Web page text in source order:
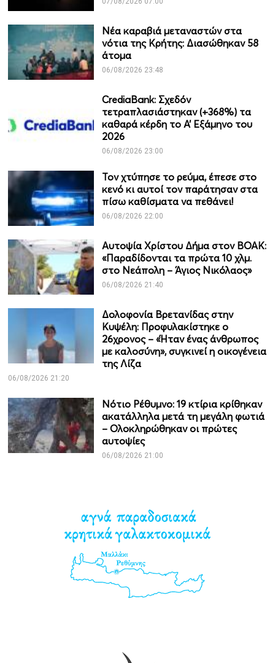
Νέα καραβιά μεταναστών στα
νότια της Κρήτης: Διασώθηκαν 58
άτομα
06/08/2026 23:48
CrediaBank: Σχεδόν
τετραπλασιάστηκαν (+368%) τα
καθαρά κέρδη το Α’ Εξάμηνο του
2026
06/08/2026 23:00
Τον χτύπησε το ρεύμα, έπεσε στο
κενό κι αυτοί τον παράτησαν στα
πίσω καθίσματα να πεθάνει!
06/08/2026 22:00
Αυτοψία Χρίστου Δήμα στον ΒΟΑΚ:
«Παραδίδονται τα πρώτα 10 χλμ.
στο Νεάπολη – Άγιος Νικόλαος»
06/08/2026 21:40
Δολοφονία Βρετανίδας στην
Κυψέλη: Προφυλακίστηκε ο
26χρονος – «Ήταν ένας άνθρωπος
με καλοσύνη», συγκινεί η οικογένεια
της Λίζα
06/08/2026 21:20
Νότιο Ρέθυμνο: 19 κτίρια κρίθηκαν
ακατάλληλα μετά τη μεγάλη φωτιά
– Ολοκληρώθηκαν οι πρώτες
αυτοψίες
06/08/2026 21:00